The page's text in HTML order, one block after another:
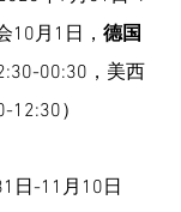
10月1日， 德国
00:30，美西
）
日-11月10日